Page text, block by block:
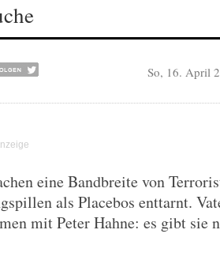
So, 16. April
eine Bandbreite von
als Placebos enttarnt.
mit Peter Hahne: es gibt sie